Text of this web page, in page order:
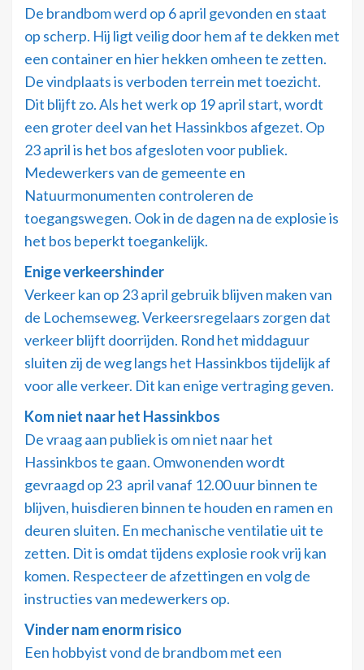
De brandbom werd op 6 april gevonden en staat
op scherp. Hij ligt veilig door hem af te dekken met
een container en hier hekken omheen te zetten.
De vindplaats is verboden terrein met toezicht.
Dit blijft zo. Als het werk op 19 april start, wordt
een groter deel van het Hassinkbos afgezet. Op
23 april is het bos afgesloten voor publiek.
Medewerkers van de gemeente en
Natuurmonumenten controleren de
toegangswegen. Ook in de dagen na de explosie is
het bos beperkt toegankelijk.
Enige verkeershinder
Verkeer kan op 23 april gebruik blijven maken van
de Lochemseweg. Verkeersregelaars zorgen dat
verkeer blijft doorrijden. Rond het middaguur
sluiten zij de weg langs het Hassinkbos tijdelijk af
voor alle verkeer. Dit kan enige vertraging geven.
Kom niet naar het Hassinkbos
De vraag aan publiek is om niet naar het
Hassinkbos te gaan. Omwonenden wordt
gevraagd op 23 april vanaf 12.00 uur binnen te
blijven, huisdieren binnen te houden en ramen en
deuren sluiten. En mechanische ventilatie uit te
zetten. Dit is omdat tijdens explosie rook vrij kan
komen. Respecteer de afzettingen en volg de
instructies van medewerkers op.
Vinder nam enorm risico
Een hobbyist vond de brandbom met een